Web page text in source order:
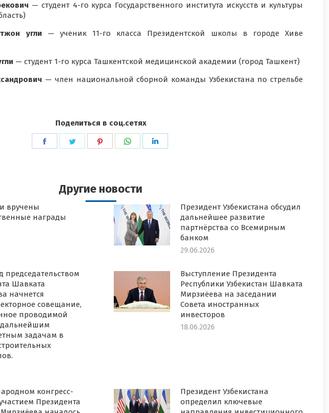
— студент 4-го курса Государственного института искусств и культуры
угли — ученик 11-го класса Президентской школы в городе Хиве
— студент 1-го курса Ташкентской медицинской академии (город Ташкент)
— член национальной сборной команды Узбекистана по стрельбе
Поделиться в соц.сетях
ПоделитьсяПоделитьсяПоделитьсяПоделиться
Другие новости
вручены
награды
Президент Узбекистана обсудил
дальнейшее развитие
партнёрства со Всемирным
банком
29.06.2026
председательством
Шавката
начнется
совещание,
проводимой
дальнейшим
задачам в
Выступление Президента
Республики Узбекистан Шавката
Мирзиёева на заседании
Совета иностранных
инвесторов
18.06.2026
конгресс-
Президента
Президент Узбекистана
определил ключевые